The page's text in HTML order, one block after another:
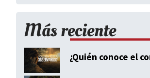
Más reciente
¿Quién conoce el